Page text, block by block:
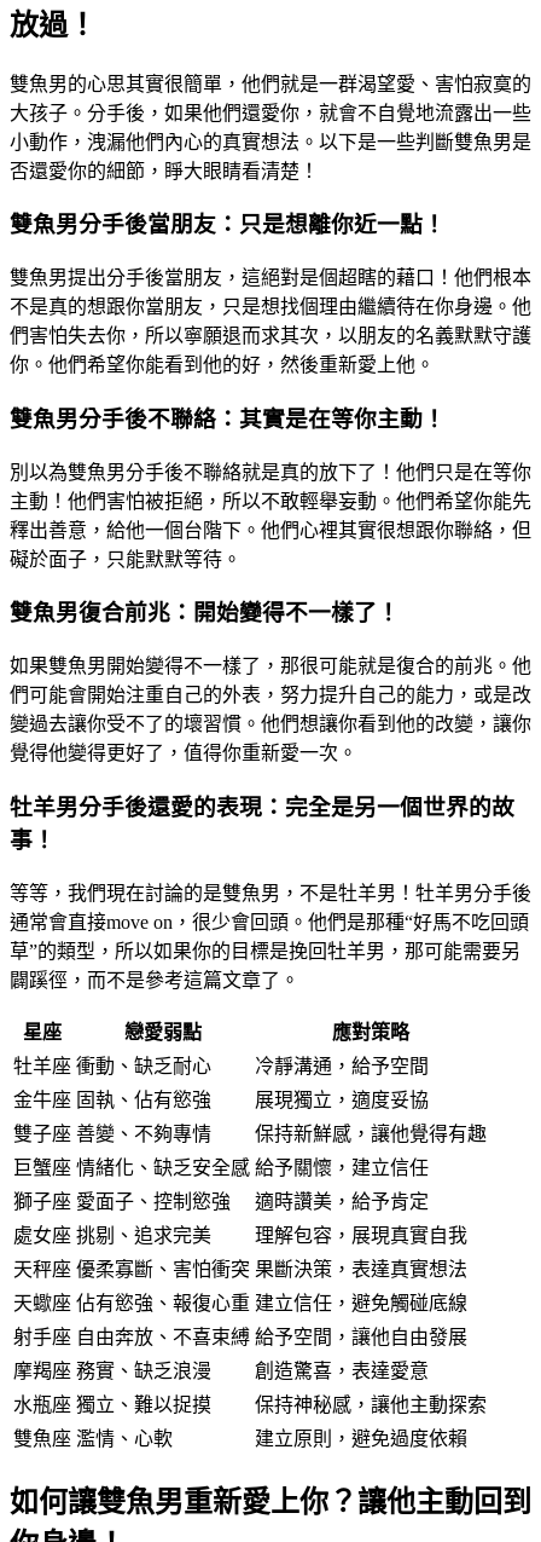
放過！
雙魚男的心思其實很簡單，他們就是一群渴望愛、害怕寂寞的
大孩子。分手後，如果他們還愛你，就會不自覺地流露出一些
小動作，洩漏他們內心的真實想法。以下是一些判斷雙魚男是
否還愛你的細節，睜大眼睛看清楚！
雙魚男分手後當朋友：只是想離你近一點！
雙魚男提出分手後當朋友，這絕對是個超瞎的藉口！他們根本
不是真的想跟你當朋友，只是想找個理由繼續待在你身邊。他
們害怕失去你，所以寧願退而求其次，以朋友的名義默默守護
你。他們希望你能看到他的好，然後重新愛上他。
雙魚男分手後不聯絡：其實是在等你主動！
別以為雙魚男分手後不聯絡就是真的放下了！他們只是在等你
主動！他們害怕被拒絕，所以不敢輕舉妄動。他們希望你能先
釋出善意，給他一個台階下。他們心裡其實很想跟你聯絡，但
礙於面子，只能默默等待。
雙魚男復合前兆：開始變得不一樣了！
如果雙魚男開始變得不一樣了，那很可能就是復合的前兆。他
們可能會開始注重自己的外表，努力提升自己的能力，或是改
變過去讓你受不了的壞習慣。他們想讓你看到他的改變，讓你
覺得他變得更好了，值得你重新愛一次。
牡羊男分手後還愛的表現：完全是另一個世界的故
事！
等等，我們現在討論的是雙魚男，不是牡羊男！牡羊男分手後
通常會直接move on，很少會回頭。他們是那種“好馬不吃回頭
草”的類型，所以如果你的目標是挽回牡羊男，那可能需要另
闢蹊徑，而不是參考這篇文章了。
星座 戀愛弱點
應對策略
牡羊座 衝動、缺乏耐心
冷靜溝通，給予空間
金牛座 固執、佔有慾強
展現獨立，適度妥協
雙子座 善變、不夠專情
保持新鮮感，讓他覺得有趣
巨蟹座 情緒化、缺乏安全感 給予關懷，建立信任
獅子座 愛面子、控制慾強
適時讚美，給予肯定
處女座 挑剔、追求完美
理解包容，展現真實自我
天秤座 優柔寡斷、害怕衝突 果斷決策，表達真實想法
天蠍座 佔有慾強、報復心重 建立信任，避免觸碰底線
射手座 自由奔放、不喜束縛 給予空間，讓他自由發展
摩羯座 務實、缺乏浪漫
創造驚喜，表達愛意
水瓶座 獨立、難以捉摸
保持神秘感，讓他主動探索
雙魚座 濫情、心軟 建立原則，避免過度依賴
如何讓雙魚男重新愛上你？讓他主動回到